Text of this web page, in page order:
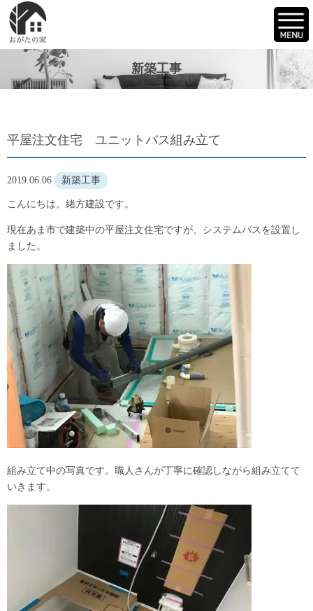
新築工事
平屋注文住宅 ユニットバス組み立て
2019.06.06 新築工事
こんにちは。緒方建設です。
現在あま市で建築中の平屋注文住宅ですが、システムバスを設置し
ました。
組み立て中の写真です。職人さんが丁寧に確認しながら組み立てて
いきます。